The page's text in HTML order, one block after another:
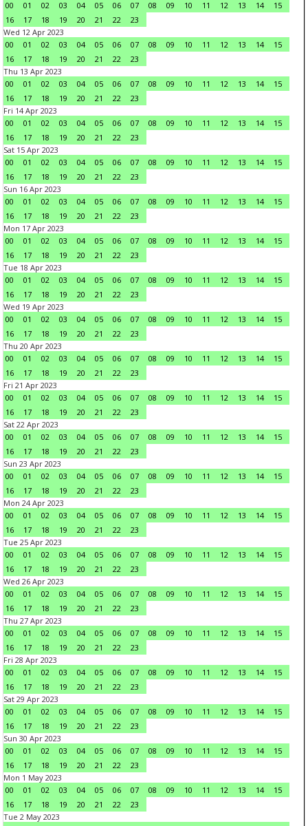
00
01 02 03 04 05 06 07 08 09 10 11 12 13 14
15
16
17 18 19 20 21 22
23
Wed 12 Apr 2023
00
01 02 03 04 05 06 07 08 09 10 11 12 13 14
15
16
17 18 19 20 21 22
23
Thu 13 Apr 2023
00
01 02 03 04 05 06 07 08 09 10 11 12 13 14
15
16
17 18 19 20 21 22
23
Fri 14 Apr 2023
00
01 02 03 04 05 06 07 08 09 10 11 12 13 14
15
16
17 18 19 20 21 22
23
Sat 15 Apr 2023
00
01 02 03 04 05 06 07 08 09 10 11 12 13 14
15
16
17 18 19 20 21 22
23
Sun 16 Apr 2023
00
01 02 03 04 05 06 07 08 09 10 11 12 13 14
15
16
17 18 19 20 21 22
23
Mon 17 Apr 2023
00
01 02 03 04 05 06 07 08 09 10 11 12 13 14
15
16
17 18 19 20 21 22
23
Tue 18 Apr 2023
00
01 02 03 04 05 06 07 08 09 10 11 12 13 14
15
16
17 18 19 20 21 22
23
Wed 19 Apr 2023
00
01 02 03 04 05 06 07 08 09 10 11 12 13 14
15
16
17 18 19 20 21 22
23
Thu 20 Apr 2023
00
01 02 03 04 05 06 07 08 09 10 11 12 13 14
15
16
17 18 19 20 21 22
23
Fri 21 Apr 2023
00
01 02 03 04 05 06 07 08 09 10 11 12 13 14
15
16
17 18 19 20 21 22
23
Sat 22 Apr 2023
00
01 02 03 04 05 06 07 08 09 10 11 12 13 14
15
16
17 18 19 20 21 22
23
Sun 23 Apr 2023
00
01 02 03 04 05 06 07 08 09 10 11 12 13 14
15
16
17 18 19 20 21 22
23
Mon 24 Apr 2023
00
01 02 03 04 05 06 07 08 09 10 11 12 13 14
15
16
17 18 19 20 21 22
23
Tue 25 Apr 2023
00
01 02 03 04 05 06 07 08 09 10 11 12 13 14
15
16
17 18 19 20 21 22
23
Wed 26 Apr 2023
00
01 02 03 04 05 06 07 08 09 10 11 12 13 14
15
16
17 18 19 20 21 22
23
Thu 27 Apr 2023
00
01 02 03 04 05 06 07 08 09 10 11 12 13 14
15
16
17 18 19 20 21 22
23
Fri 28 Apr 2023
00
01 02 03 04 05 06 07 08 09 10 11 12 13 14
15
16
17 18 19 20 21 22
23
Sat 29 Apr 2023
00
01 02 03 04 05 06 07 08 09 10 11 12 13 14
15
16
17 18 19 20 21 22
23
Sun 30 Apr 2023
00
01 02 03 04 05 06 07 08 09 10 11 12 13 14
15
16
17 18 19 20 21 22
23
Mon 1 May 2023
00
01 02 03 04 05 06 07 08 09 10 11 12 13 14
15
16
17 18 19 20 21 22
23
Tue 2 May 2023